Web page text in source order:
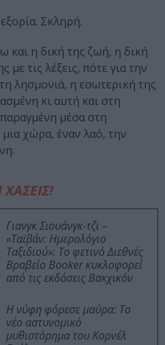
Σκληρή.
και η δική της ζωή, η δική
με τις λέξεις, πότε για την
λησμονιά, η εσωτερική της
κι αυτή και στη
μέσα στη
χώρα, έναν λαό, την
Γιανγκ Σιουάνγκ-τζι –
«Ταϊβάν: Ημερολόγιο
Ταξιδιού»: Το φετινό Διεθνές
Βραβείο Booker κυκλοφορεί
από τις εκδόσεις Βακχικόν
Η νύφη φόρεσε μαύρα: Το
νέο αστυνομικό
μυθιστόρημα του Κορνέλ